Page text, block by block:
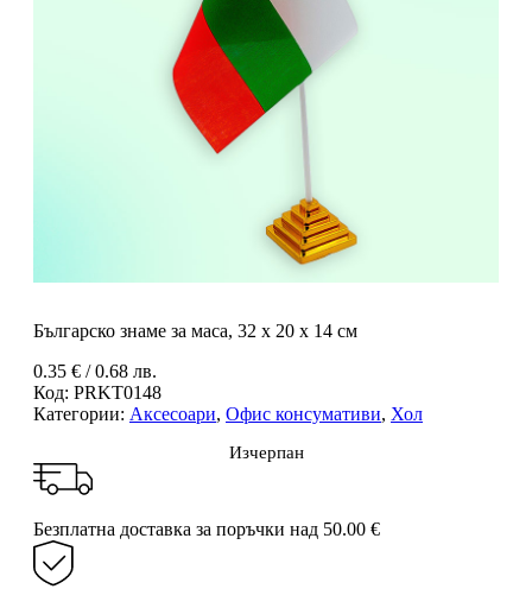
Българско знаме за маса, 32 х 20 х 14 см
0.35 € / 0.68 лв.
Код: PRKT0148
Категории: Аксесоари, Офис консумативи, Хол
Изчерпан
Безплатна доставка за поръчки над 50.00 €